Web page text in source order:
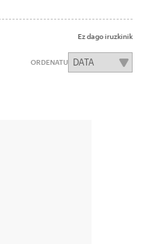
Ez dago iruzkinik
ORDENATU